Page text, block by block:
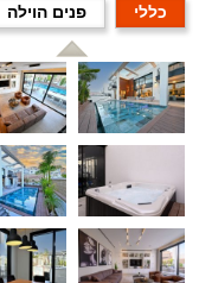
כללי פנים הוילה